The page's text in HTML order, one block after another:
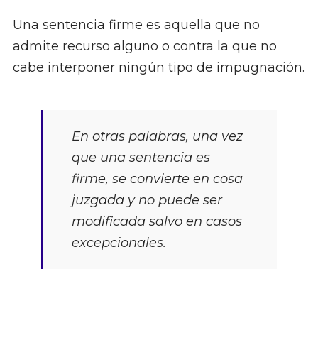
Una sentencia firme es aquella que no
admite recurso alguno o contra la que no
cabe interponer ningún tipo de impugnación.
En otras palabras, una vez
que una sentencia es
firme, se convierte en cosa
juzgada y no puede ser
modificada salvo en casos
excepcionales.